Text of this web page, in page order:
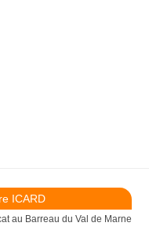
ICARD
au Barreau du Val de Marne